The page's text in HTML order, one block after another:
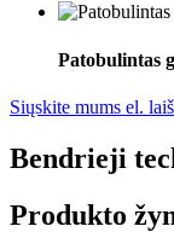
Patobulintas
Siųskite mums el.
Bendrieji
Produkto